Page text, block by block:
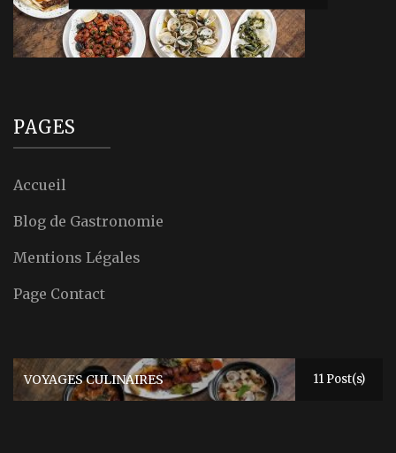
PAGES
Accueil
Blog de Gastronomie
Mentions Légales
Page Contact
VOYAGES CULINAIRES 11 Post(s)